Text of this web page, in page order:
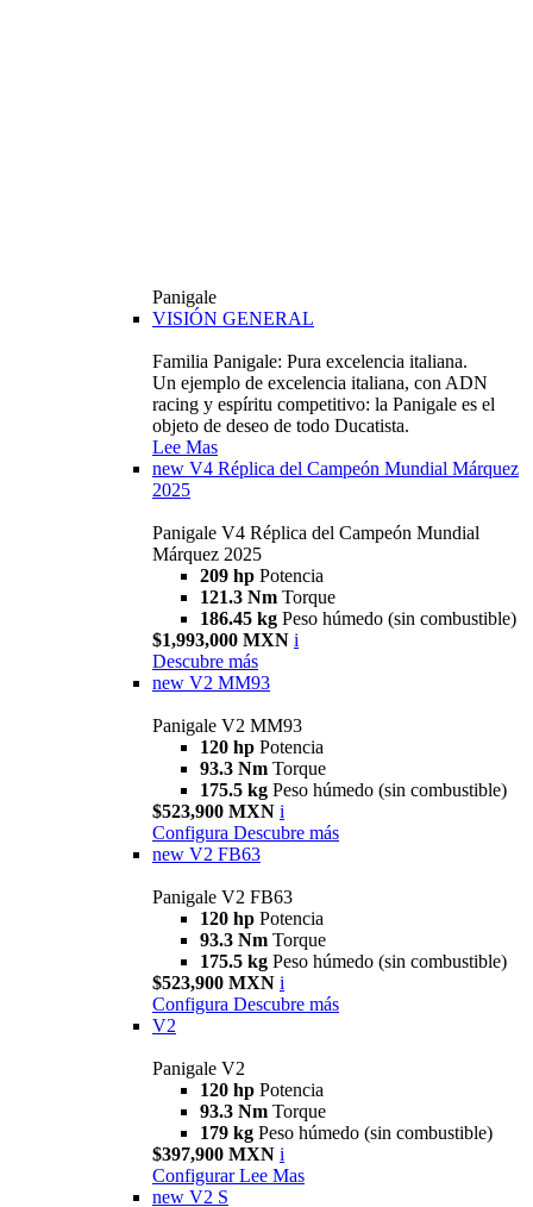
Panigale
VISIÓN GENERAL
Familia Panigale: Pura excelencia italiana.
Un ejemplo de excelencia italiana, con ADN
racing y espíritu competitivo: la Panigale es el
objeto de deseo de todo Ducatista.
Lee Mas
new V4 Réplica del Campeón Mundial Márquez
2025
Panigale V4 Réplica del Campeón Mundial
Márquez 2025
209 hp Potencia
121.3 Nm Torque
186.45 kg Peso húmedo (sin combustible)
$1,993,000 MXN i
Descubre más
new V2 MM93
Panigale V2 MM93
120 hp Potencia
93.3 Nm Torque
175.5 kg Peso húmedo (sin combustible)
$523,900 MXN i
Configura Descubre más
new V2 FB63
Panigale V2 FB63
120 hp Potencia
93.3 Nm Torque
175.5 kg Peso húmedo (sin combustible)
$523,900 MXN i
Configura Descubre más
V2
Panigale V2
120 hp Potencia
93.3 Nm Torque
179 kg Peso húmedo (sin combustible)
$397,900 MXN i
Configurar Lee Mas
new V2 S